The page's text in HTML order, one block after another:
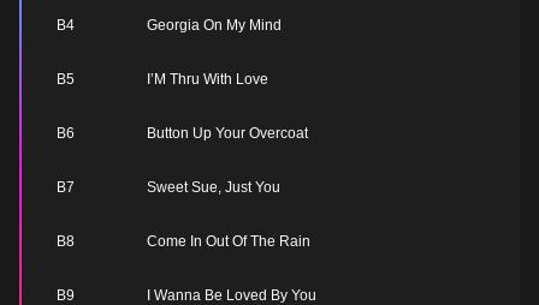
B4 Georgia On My Mind
B5 I’M Thru With Love
B6 Button Up Your Overcoat
B7 Sweet Sue, Just You
B8 Come In Out Of The Rain
B9 I Wanna Be Loved By You